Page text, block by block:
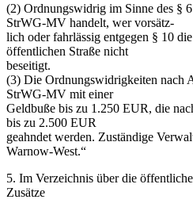
(2) Ordnungswidrig im Sinne des §
StrWG-MV handelt, wer vorsätz-
lich oder fahrlässig entgegen § 10
öffentlichen Straße nicht
beseitigt.
(3) Die Ordnungswidrigkeiten nach
StrWG-MV mit einer
Geldbuße bis zu 1.250 EUR, die
bis zu 2.500 EUR
geahndet werden. Zuständige
Warnow-West.“
5. Im Verzeichnis über die
Zusätze